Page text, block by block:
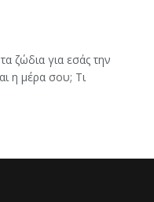
ζώδια για εσάς την
η μέρα σου; Τι